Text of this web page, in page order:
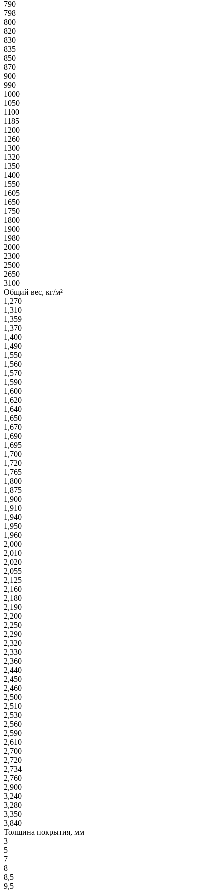
790
798
800
820
830
835
850
870
900
990
1000
1050
1100
1185
1200
1260
1300
1320
1350
1400
1550
1605
1650
1750
1800
1900
1980
2000
2300
2500
2650
3100
Общий вес, кг/м²
1,270
1,310
1,359
1,370
1,400
1,490
1,550
1,560
1,570
1,590
1,600
1,620
1,640
1,650
1,670
1,690
1,695
1,700
1,720
1,765
1,800
1,875
1,900
1,910
1,940
1,950
1,960
2,000
2,010
2,020
2,055
2,125
2,160
2,180
2,190
2,200
2,250
2,290
2,320
2,330
2,360
2,440
2,450
2,460
2,500
2,510
2,530
2,560
2,590
2,610
2,700
2,720
2,734
2,760
2,900
3,240
3,280
3,350
3,840
Толщина покрытия, мм
3
5
7
8
8,5
9,5